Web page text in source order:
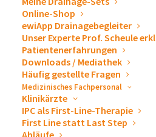
Online-Shop
ewiApp Drainagebegleiter
Unser Experte Prof. Scheule
Patientenerfahrungen
Downloads / Mediathek
Häufig gestellte Fragen
Medizinisches Fachpersonal
Klinikärzte
IPC als First-Line-Therapie
First Line statt Last Step
Abläufe
kranke und verwundete
mangelernährte Kinder oder
Trinkwasser und Latrinen.
Hilfsgüter in die betroffenen
zählen Ärzte,Pflegekräfte
Die internationale
Grenzen“ hilft schnell, effizient